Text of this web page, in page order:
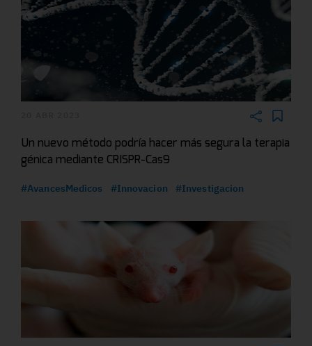
Un nuevo método podría hacer más segura la terapia
génica mediante CRISPR-Cas9
#AvancesMedicos #Innovacion #Investigacion